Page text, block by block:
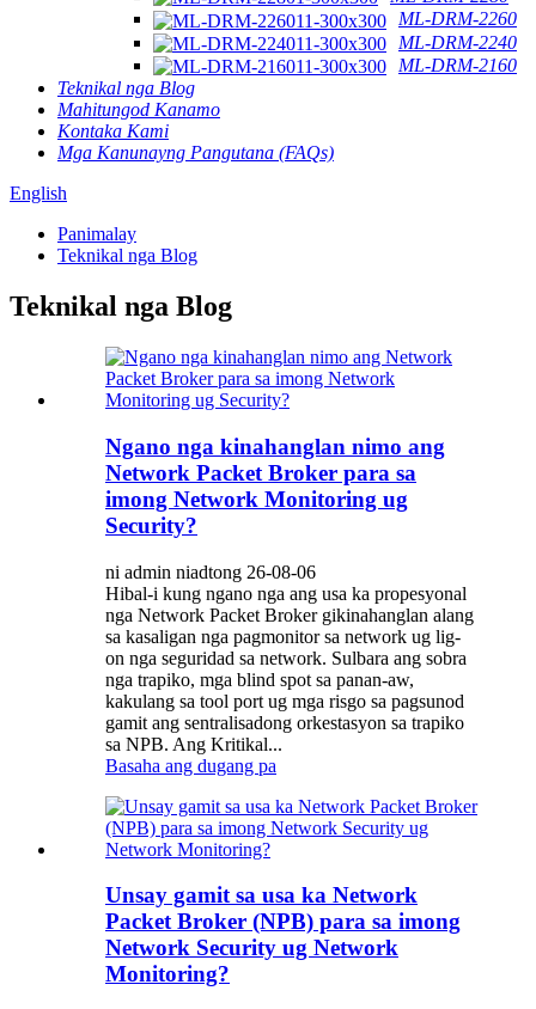
ML-DRM-2260
ML-DRM-2240
ML-DRM-2160
Teknikal nga Blog
Mahitungod Kanamo
Kontaka Kami
Mga Kanunayng Pangutana (FAQs)
English
Panimalay
Teknikal nga Blog
Teknikal nga Blog
Ngano nga kinahanglan nimo ang
Network Packet Broker para sa
imong Network Monitoring ug
Security?
ni admin niadtong 26-08-06
Hibal-i kung ngano nga ang usa ka propesyonal
nga Network Packet Broker gikinahanglan alang
sa kasaligan nga pagmonitor sa network ug lig-
on nga seguridad sa network. Sulbara ang sobra
nga trapiko, mga blind spot sa panan-aw,
kakulang sa tool port ug mga risgo sa pagsunod
gamit ang sentralisadong orkestasyon sa trapiko
sa NPB. Ang Kritikal...
Basaha ang dugang pa
Unsay gamit sa usa ka Network
Packet Broker (NPB) para sa imong
Network Security ug Network
Monitoring?